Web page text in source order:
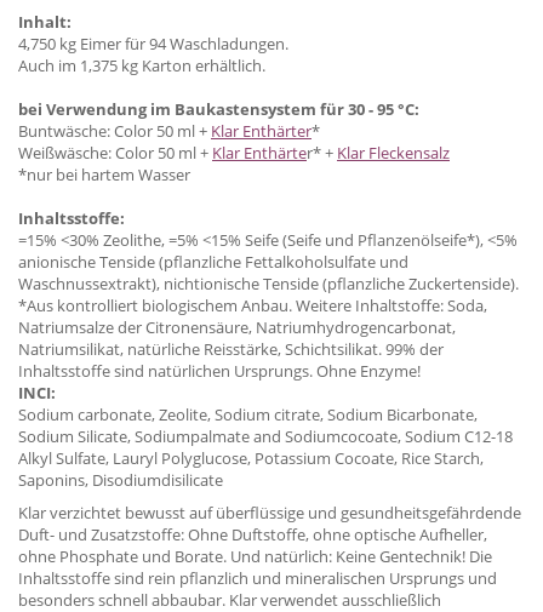
Inhalt:
4,750 kg Eimer für 94 Waschladungen.
Auch im 1,375 kg Karton erhältlich.
bei Verwendung im Baukastensystem für 30 - 95 °C:
Buntwäsche: Color 50 ml + Klar Enthärter*
Weißwäsche: Color 50 ml + Klar Enthärter* + Klar Fleckensalz
*nur bei hartem Wasser
Inhaltsstoffe:
=15% <30% Zeolithe, =5% <15% Seife (Seife und Pflanzenölseife*), <5%
anionische Tenside (pflanzliche Fettalkoholsulfate und
Waschnussextrakt), nichtionische Tenside (pflanzliche Zuckertenside).
*Aus kontrolliert biologischem Anbau. Weitere Inhaltstoffe: Soda,
Natriumsalze der Citronensäure, Natriumhydrogencarbonat,
Natriumsilikat, natürliche Reisstärke, Schichtsilikat. 99% der
Inhaltsstoffe sind natürlichen Ursprungs. Ohne Enzyme!
INCI:
Sodium carbonate, Zeolite, Sodium citrate, Sodium Bicarbonate,
Sodium Silicate, Sodiumpalmate and Sodiumcocoate, Sodium C12-18
Alkyl Sulfate, Lauryl Polyglucose, Potassium Cocoate, Rice Starch,
Saponins, Disodiumdisilicate
Klar verzichtet bewusst auf überflüssige und gesundheitsgefährdende
Duft- und Zusatzstoffe: Ohne Duftstoffe, ohne optische Aufheller,
ohne Phosphate und Borate. Und natürlich: Keine Gentechnik! Die
Inhaltsstoffe sind rein pflanzlich und mineralischen Ursprungs und
besonders schnell abbaubar. Klar verwendet ausschließlich